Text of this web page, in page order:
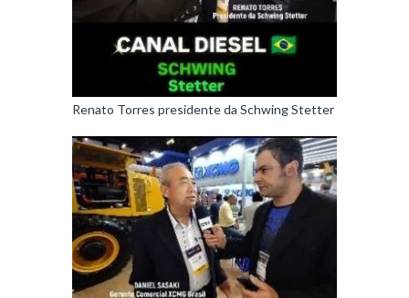
Renato Torres presidente da Schwing Stetter